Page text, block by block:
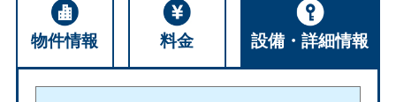
物件情報 料金 設備・詳細情報